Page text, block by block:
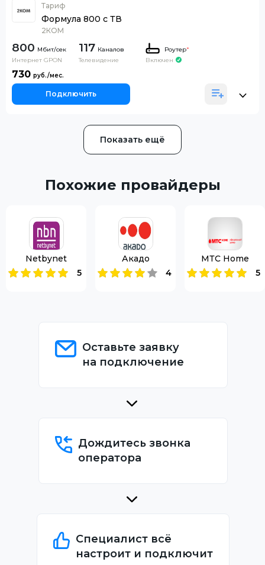
Тариф
Формула 800 c ТВ
2КОМ
800
Интернет GPON
117 Каналов
Телевидение
Роутер*
Включен
730
Подключить
Показать ещё
Похожие провайдеры
Netbynet
5
Акадо
4
МТС Home
5
Оставьте заявку
на подключение
Дождитесь звонка
оператора
Специалист всё
настроит и подключит